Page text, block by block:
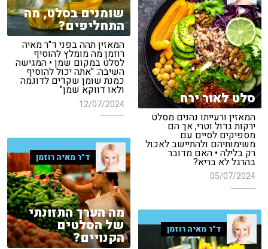
שומנים בסלט, מה
התחליפים?
המאזין תהה בפני ד"ר מאיה
רוזמן מה מומלץ להוסיף
לסלט במקום שמן • המגישה
השיבה: "אתה יכול להוסיף
כמנת שומן שקדים לדוגמה
ולאו דווקא שמן"
12/07/2024 סלט לאור ירח
המאזין ורעייתו נהנים מסלט
ירקות גדול וטרי, אך הם
מספיקים לסיים עם
משימותיהם ולהתיישב לאכול
רק בלילה • האם מדובר
בהרגל לא בריא?
05/07/2024
ד"ר מאיה רוזמן
מה הערך התזונתי
של הסלטים
הקנויים? ד"ר מאיה רוזמן